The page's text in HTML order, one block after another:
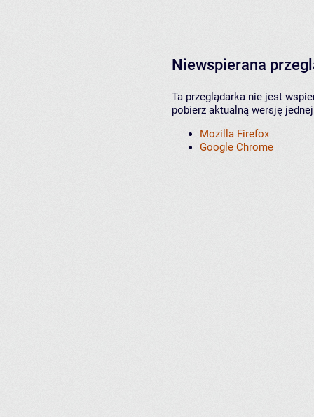
Niewspierana
Ta przeglądarka nie jest
pobierz aktualną wersję
Mozilla Firefox
Google Chrome